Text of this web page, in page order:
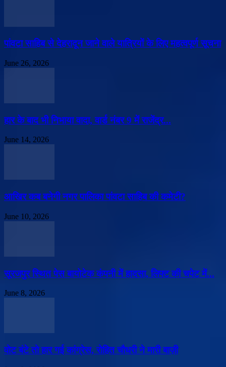
पांवटा साहिब से देहरादून जाने वाले यात्रियों के लिए महत्वपूर्ण सूचना
June 26, 2026
हार के बाद भी निभाया वादा, वार्ड नंबर 9 में राजेंद्र...
June 14, 2026
आखिर कब बनेगी नगर पालिका पांवटा साहिब की कमेटी?
June 10, 2026
सूरजपुर स्थित पेस बायोटेक कंपनी में हादसा, लिफ्ट की चपेट में...
June 8, 2026
वोट बंटे तो हार गई कांग्रेस, रोहित चौधरी ने मारी बाज़ी